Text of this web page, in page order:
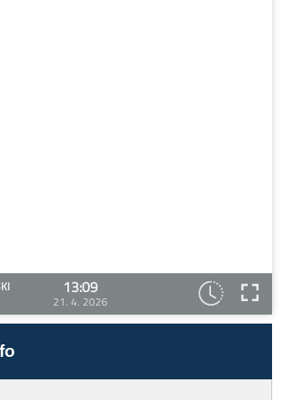
13:09
21. 4. 2026